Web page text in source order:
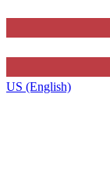
US (English)